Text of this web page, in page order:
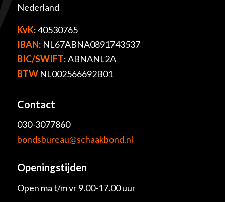
Nederland
KvK: 40530765
IBAN: NL67ABNA0891743537
BIC/SWIFT: ABNANL2A
BTWNL002566692B01
Contact
030-3077860
bondsbureau@schaakbond.nl
Openingstijden
Open ma t/m vr 9.00-17.00 uur